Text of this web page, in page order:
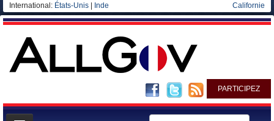
International: États-Unis Inde Californie
PARTICIPEZ